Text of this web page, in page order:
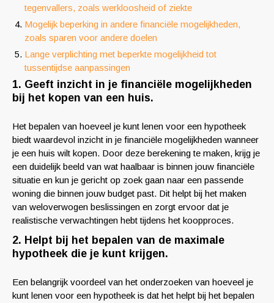
tegenvallers, zoals werkloosheid of ziekte
Mogelijk beperking in andere financiële mogelijkheden,
zoals sparen voor andere doelen
Lange verplichting met beperkte mogelijkheid tot
tussentijdse aanpassingen
1. Geeft inzicht in je financiële mogelijkheden
bij het kopen van een huis.
Het bepalen van hoeveel je kunt lenen voor een hypotheek
biedt waardevol inzicht in je financiële mogelijkheden wanneer
je een huis wilt kopen. Door deze berekening te maken, krijg je
een duidelijk beeld van wat haalbaar is binnen jouw financiële
situatie en kun je gericht op zoek gaan naar een passende
woning die binnen jouw budget past. Dit helpt bij het maken
van weloverwogen beslissingen en zorgt ervoor dat je
realistische verwachtingen hebt tijdens het koopproces.
2. Helpt bij het bepalen van de maximale
hypotheek die je kunt krijgen.
Een belangrijk voordeel van het onderzoeken van hoeveel je
kunt lenen voor een hypotheek is dat het helpt bij het bepalen